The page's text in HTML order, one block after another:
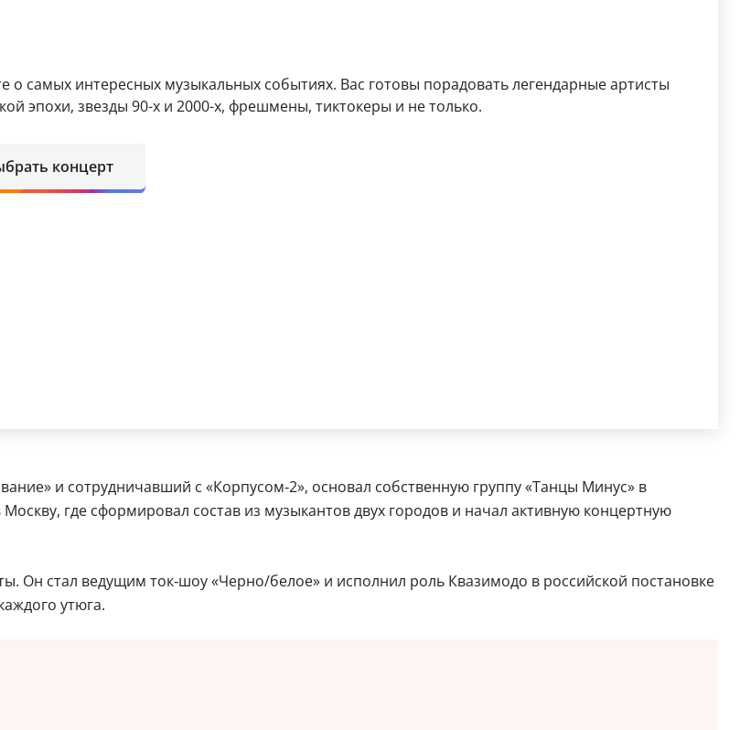
о самых интересных музыкальных событиях. Вас готовы порадовать легендарные артисты
эпохи, звезды 90-х и 2000-х, фрешмены, тиктокеры и не только.
концерт
и сотрудничавший с «Корпусом‑2», основал собственную группу «Танцы Минус» в
где сформировал состав из музыкантов двух городов и начал активную концертную
Он стал ведущим ток‑шоу «Черно/белое» и исполнил роль Квазимодо в российской постановке
утюга.